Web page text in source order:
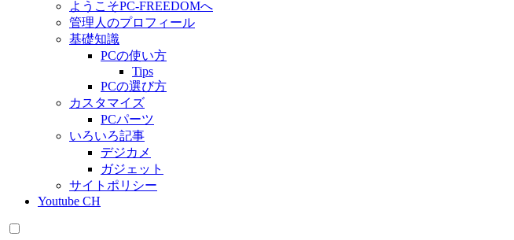
ようこそPC-FREEDOMへ
管理人のプロフィール
基礎知識
PCの使い方
Tips
PCの選び方
カスタマイズ
PCパーツ
いろいろ記事
デジカメ
ガジェット
サイトポリシー
Youtube CH